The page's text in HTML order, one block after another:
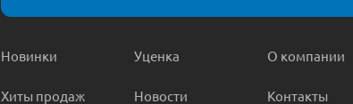
Новинки
Хиты продаж
Уценка
Новости
О компании
Контакты